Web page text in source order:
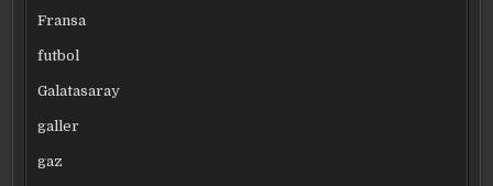
Fransa
futbol
Galatasaray
galler
gaz